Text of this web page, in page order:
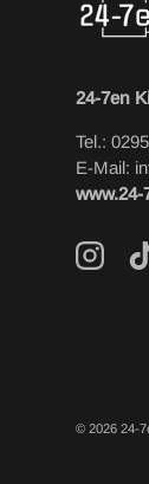
24-7en
Tel.:
E-Mail:
www.24-
© 2026 24-